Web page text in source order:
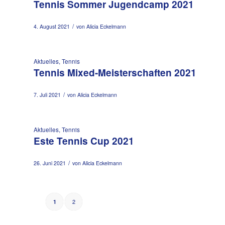
Tennis Sommer Jugendcamp 2021
4. August 2021 / von Alicia Eckelmann
Aktuelles, Tennis
Tennis Mixed-Meisterschaften 2021
7. Juli 2021 / von Alicia Eckelmann
Aktuelles, Tennis
Este Tennis Cup 2021
26. Juni 2021 / von Alicia Eckelmann
1 2